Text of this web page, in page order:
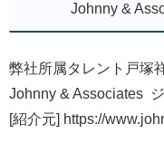
Johnny &
弊社所属タレント戸塚
Johnny & Associates
[紹介元] https://